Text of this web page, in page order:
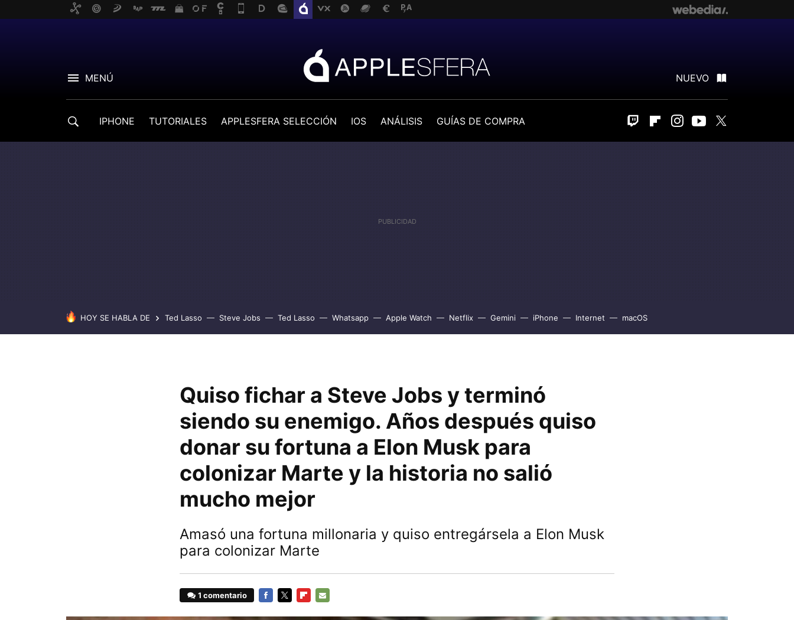
MENÚ NUEVO
IPHONE TUTORIALES APPLESFERA SELECCIÓN IOS ANÁLISIS GUÍAS DE COMPRA Twitch FlipboardInstagram
Youtube
HOY SE HABLA DE Ted Lasso Steve Jobs Ted Lasso Whatsapp Apple Watch Netflix Gemini iPhone Internet macOS
Quiso fichar a Steve Jobs y terminó
siendo su enemigo. Años después quiso
donar su fortuna a Elon Musk para
colonizar Marte y la historia no salió
mucho mejor
Amasó una fortuna millonaria y quiso entregársela a Elon Musk
para colonizar Marte
1 comentario